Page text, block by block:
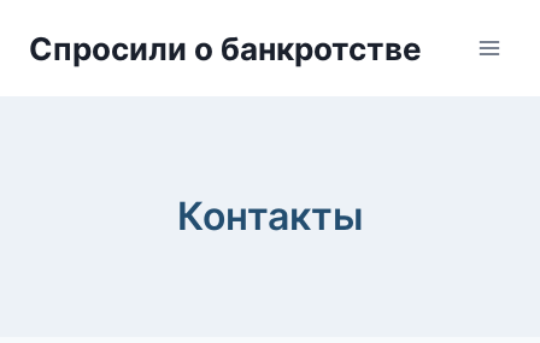
Спросили о банкротстве
Контакты